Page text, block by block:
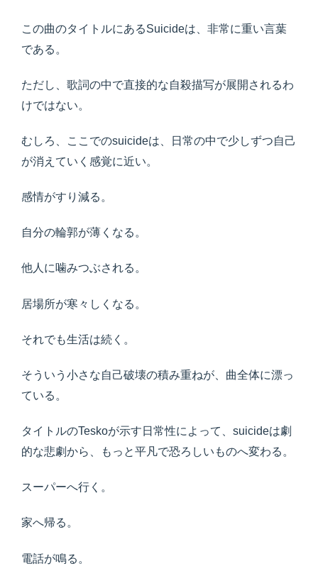
この曲のタイトルにあるSuicideは、非常に重い言葉
である。
ただし、歌詞の中で直接的な自殺描写が展開されるわ
けではない。
むしろ、ここでのsuicideは、日常の中で少しずつ自己
が消えていく感覚に近い。
感情がすり減る。
自分の輪郭が薄くなる。
他人に噛みつぶされる。
居場所が寒々しくなる。
それでも生活は続く。
そういう小さな自己破壊の積み重ねが、曲全体に漂っ
ている。
タイトルのTeskoが示す日常性によって、suicideは劇
的な悲劇から、もっと平凡で恐ろしいものへ変わる。
スーパーへ行く。
家へ帰る。
電話が鳴る。